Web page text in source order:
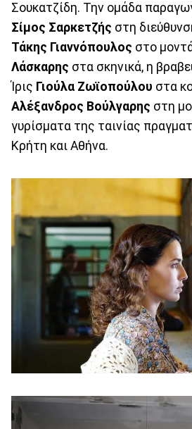
Σουκατζίδη. Την ομάδα
Σίμος Σαρκετζής στη
Τάκης Γιαννόπουλος στο
Λάσκαρης στα σκηνικά, η
Ίρις Γιούλα Ζωϊοπούλου στα
Αλέξανδρος Βούλγαρης στη
γυρίσματα της ταινίας
Κρήτη και Αθήνα.